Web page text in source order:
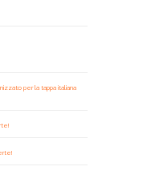
per la tappa italiana